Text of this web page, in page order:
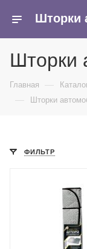
Шторки
Главная —
— Шторки
ФИЛЬТР